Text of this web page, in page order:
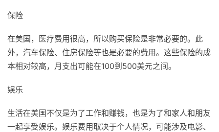
保险
在美国，医疗费用很高，所以购买保险是非常必要的。此
外，汽车保险、住房保险等也是必要的费用。这些保险的成
本相对较高，月支出可能在100到500美元之间。
娱乐
生活在美国不仅是为了工作和赚钱，也是为了和家人和朋友
一起享受娱乐。娱乐费用取决于个人情况，可能涉及电影、